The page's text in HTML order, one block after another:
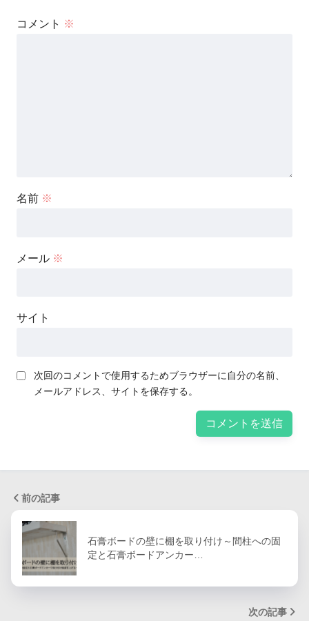
コメント ※
名前 ※
メール ※
サイト
次回のコメントで使用するためブラウザーに自分の名前、
メールアドレス、サイトを保存する。
前の記事
石膏ボードの壁に棚を取り付け～間柱への固
定と石膏ボードアンカー…
次の記事